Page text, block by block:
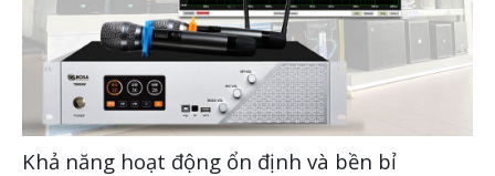
Khả năng hoạt động ổn định và bền bỉ